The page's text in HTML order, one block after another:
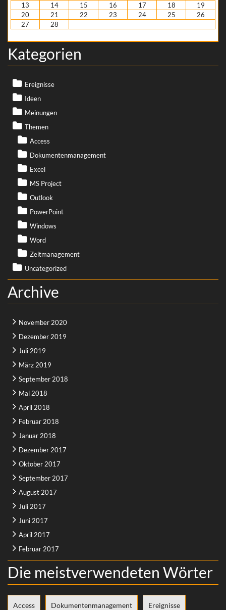
13
14 15 16 17 18
19
20
21 22 23 24 25
26
27
28
Kategorien
Ereignisse
Ideen
Meinungen
Themen
Access
Dokumentenmanagement
Excel
MS Project
Outlook
PowerPoint
Windows
Word
Zeitmanagement
Uncategorized
Archive
November 2020
Dezember 2019
Juli 2019
März 2019
September 2018
Mai 2018
April 2018
Februar 2018
Januar 2018
Dezember 2017
Oktober 2017
September 2017
August 2017
Juli 2017
Juni 2017
April 2017
Februar 2017
Die meistverwendeten Wörter
Access Dokumentenmanagement Ereignisse